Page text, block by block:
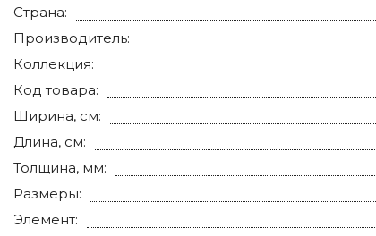
Страна:
Производитель:
Коллекция:
Код товара:
Ширина, см:
Длина, см:
Толщина, мм:
Размеры:
Элемент: